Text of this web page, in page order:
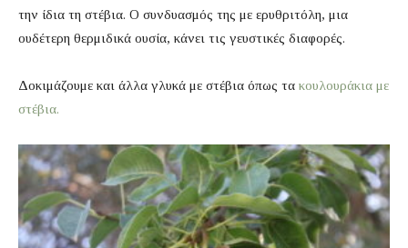
την ίδια τη στέβια. Ο συνδυασμός της με ερυθριτόλη, μια
ουδέτερη θερμιδικά ουσία, κάνει τις γευστικές διαφορές.
Δοκιμάζουμε και άλλα γλυκά με στέβια όπως τα κουλουράκια με
στέβια.